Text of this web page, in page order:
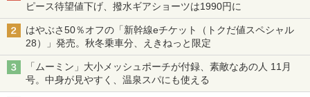
ピース待望値下げ、撥水ギアショーツは1990円に
はやぶさ50％オフの「新幹線eチケット（トクだ値スペシャル
28）」発売。秋冬乗車分、えきねっと限定
「ムーミン」大小メッシュポーチが付録、素敵なあの人 11月
号。中身が見やすく、温泉スパにも使える